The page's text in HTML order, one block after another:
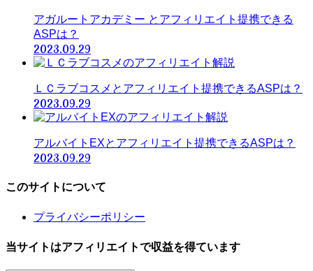
アガルートアカデミー とアフィリエイト提携できる
ASPは？
2023.09.29
ＬＣラブコスメとアフィリエイト提携できるASPは？
2023.09.29
アルバイトEXとアフィリエイト提携できるASPは？
2023.09.29
このサイトについて
プライバシーポリシー
当サイトはアフィリエイトで収益を得ています